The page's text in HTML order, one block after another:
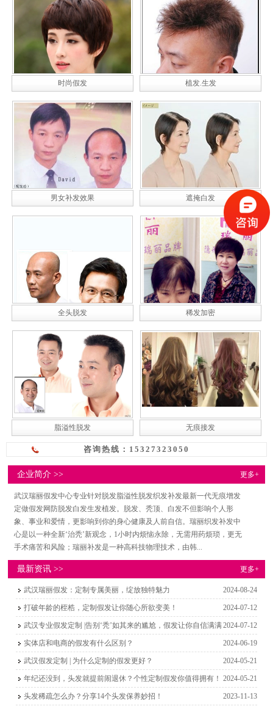
时尚假发 植发.生发
男女补发效果 遮掩白发
全头脱发 稀发加密
脂溢性脱发 无痕接发
咨询热线：15327323050
企业简介 >> 更多+
武汉瑞丽假发中心专业针对脱发脂溢性脱发织发补发最新一代无痕增发
定做假发网防脱发白发生发植发。脱发、秃顶、白发不但影响个人形
象、事业和爱情，更影响到你的身心健康及人前自信。瑞丽织发补发中
心是以一种全新‘治秃’新观念，1小时内烦恼永除，无需用药烦琐，更无
手术痛苦和风险；瑞丽补发是一种高科技物理技术，由韩...
最新资讯 >> 更多+
2024-08-24
武汉瑞丽假发：定制专属美丽，绽放独特魅力
2024-07-12
打破年龄的桎梏，定制假发让你随心所欲变美！
2024-07-12
武汉专业假发定制 |告别‘秃’如其来的尴尬，假发让你自信满满
2024-06-19
实体店和电商的假发有什么区别？
2024-05-21
武汉假发定制 | 为什么定制的假发更好？
2024-05-21
年纪还没到，头发就提前闹退休？个性定制假发你值得拥有！
2023-11-13
头发稀疏怎么办？分享14个头发保养妙招！